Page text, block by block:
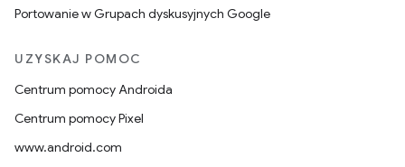
Portowanie w Grupach dyskusyjnych Google
UZYSKAJ POMOC
Centrum pomocy Androida
Centrum pomocy Pixel
www.android.com